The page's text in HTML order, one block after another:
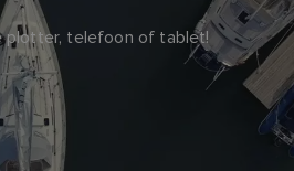
plotter, telefoon of tablet!